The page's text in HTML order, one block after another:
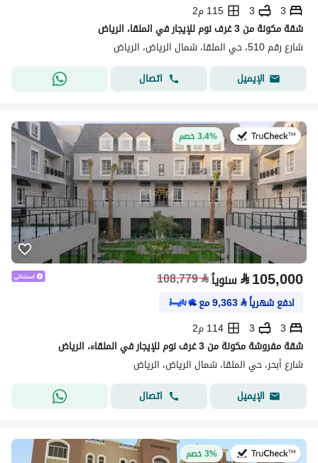
3
3
115 م2
شقة مكونة من 3 غرف نوم للإيجار في الملقا، الرياض
شارع رقم 510، حي الملقا، شمال الرياض، الرياض
الإيميل
اتصال
في:27 يوليو 20263.4% خصم
⃁105,000 سنوياً⃁
108,779
ادفع شهرياً⃁
9,363مع
3
3
114 م2
شقة مفروشة مكونة من 3 غرف نوم للإيجار في الملقاء، الرياض
شارع أبحر، حي الملقا، شمال الرياض، الرياض
الإيميل
اتصال
في:20 يوليو 20263% خصم